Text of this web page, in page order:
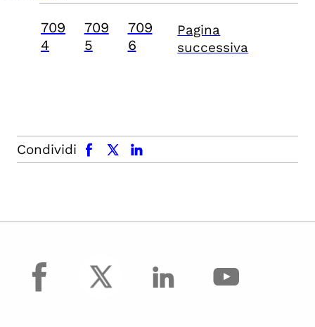
709
4
709
5
709
6
Pagina
successiva
Condividi
facebook x.com linkedin
facebook